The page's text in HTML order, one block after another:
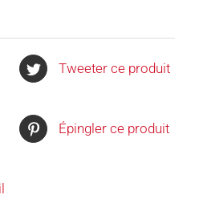
Tweeter ce produit
Épingler ce produit